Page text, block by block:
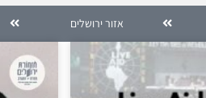
אזור ירושלים